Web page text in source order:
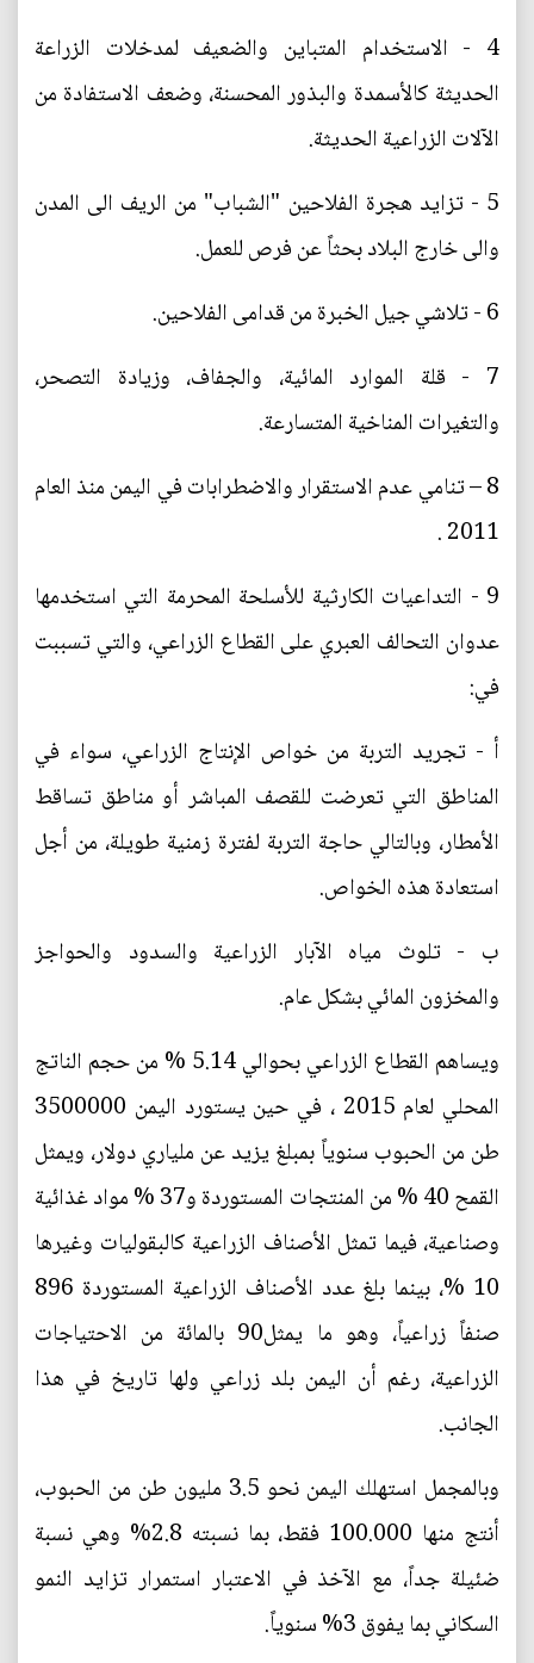
4 - الاستخدام المتباين والضعيف لمدخلات الزراعة
الحديثة كالأسمدة والبذور المحسنة، وضعف الاستفادة من
الآلات الزراعية الحديثة.
5 - تزايد هجرة الفلاحين "الشباب" من الريف الى المدن
والى خارج البلاد بحثاً عن فرص للعمل.
6 - تلاشي جيل الخبرة من قدامى الفلاحين.
7 - قلة الموارد المائية، والجفاف، وزيادة التصحر،
والتغيرات المناخية المتسارعة.
8 – تنامي عدم الاستقرار والاضطرابات في اليمن منذ العام
2011 .
9 - التداعيات الكارثية للأسلحة المحرمة التي استخدمها
عدوان التحالف العبري على القطاع الزراعي، والتي تسببت
في:
أ - تجريد التربة من خواص الإنتاج الزراعي، سواء في
المناطق التي تعرضت للقصف المباشر أو مناطق تساقط
الأمطار، وبالتالي حاجة التربة لفترة زمنية طويلة، من أجل
استعادة هذه الخواص.
ب - تلوث مياه الآبار الزراعية والسدود والحواجز
والمخزون المائي بشكل عام.
ويساهم القطاع الزراعي بحوالي 5.14 % من حجم الناتج
المحلي لعام 2015 ، في حين يستورد اليمن 3500000
طن من الحبوب سنوياً بمبلغ يزيد عن ملياري دولار، ويمثل
القمح 40 % من المنتجات المستوردة و37 % مواد غذائية
وصناعية، فيما تمثل الأصناف الزراعية كالبقوليات وغيرها
10 %، بينما بلغ عدد الأصناف الزراعية المستوردة 896
صنفاً زراعياً، وهو ما يمثل90 بالمائة من الاحتياجات
الزراعية، رغم أن اليمن بلد زراعي ولها تاريخ في هذا
الجانب.
وبالمجمل استهلك اليمن نحو 3.5 مليون طن من الحبوب،
أنتج منها 100.000 فقط، بما نسبته 2.8% وهي نسبة
ضئيلة جداً، مع الآخذ في الاعتبار استمرار تزايد النمو
السكاني بما يفوق 3% سنوياً.